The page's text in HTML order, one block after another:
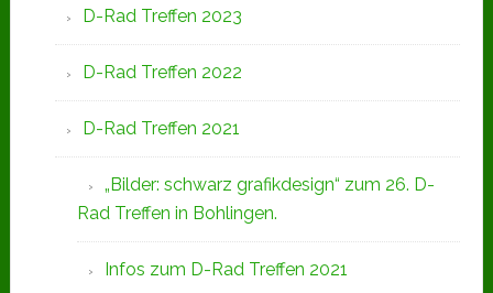
D-Rad Treffen 2023
D-Rad Treffen 2022
D-Rad Treffen 2021
„Bilder: schwarz grafikdesign“ zum 26. D-
Rad Treffen in Bohlingen.
Infos zum D-Rad Treffen 2021